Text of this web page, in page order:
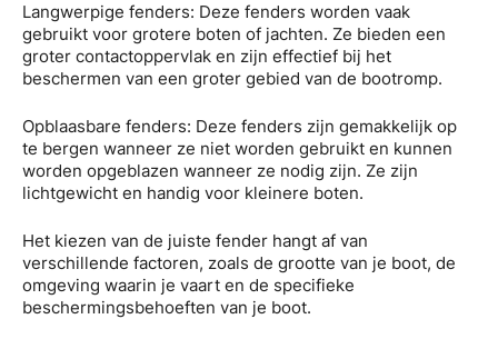
Langwerpige fenders: Deze fenders worden vaak
gebruikt voor grotere boten of jachten. Ze bieden een
groter contactoppervlak en zijn effectief bij het
beschermen van een groter gebied van de bootromp.
Opblaasbare fenders: Deze fenders zijn gemakkelijk op
te bergen wanneer ze niet worden gebruikt en kunnen
worden opgeblazen wanneer ze nodig zijn. Ze zijn
lichtgewicht en handig voor kleinere boten.
Het kiezen van de juiste fender hangt af van
verschillende factoren, zoals de grootte van je boot, de
omgeving waarin je vaart en de specifieke
beschermingsbehoeften van je boot.